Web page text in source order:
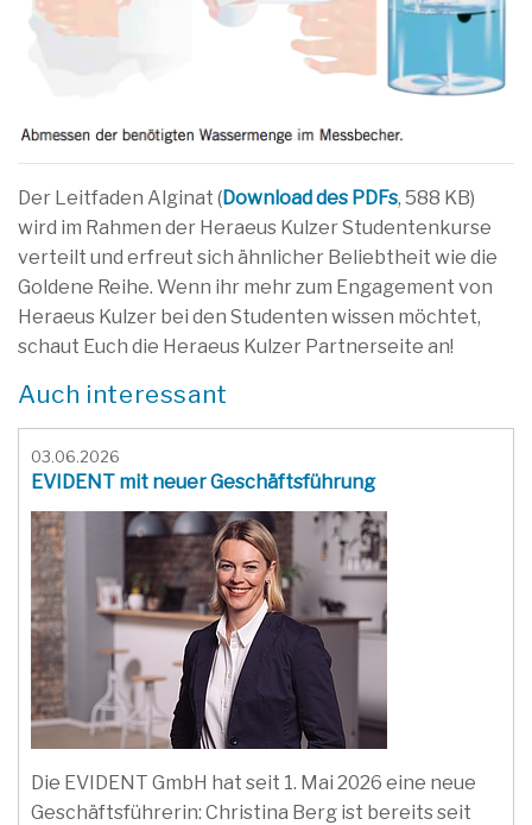
Der Leitfaden Alginat (Download des PDFs, 588 KB)
wird im Rahmen der Heraeus Kulzer Studentenkurse
verteilt und erfreut sich ähnlicher Beliebtheit wie die
Goldene Reihe. Wenn ihr mehr zum Engagement von
Heraeus Kulzer bei den Studenten wissen möchtet,
schaut Euch die Heraeus Kulzer Partnerseite an!
Auch interessant
03.06.2026
EVIDENT mit neuer Geschäftsführung
Die EVIDENT GmbH hat seit 1. Mai 2026 eine neue
Geschäftsführerin: Christina Berg ist bereits seit